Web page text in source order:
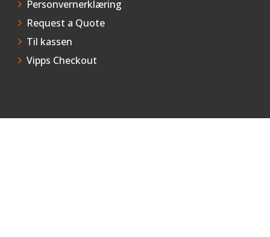
Personvernerklæring
Request a Quote
Til kassen
Vipps Checkout